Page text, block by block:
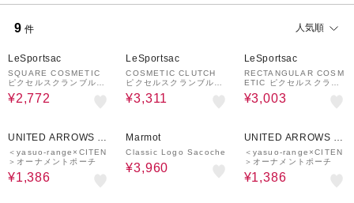
9 件 人気順
LeSportsac
SQUARE COSMETIC
ピクセルスクランブルチ
ェック
¥2,772
LeSportsac
COSMETIC CLUTCH
ピクセルスクランブルチ
ェック
¥3,311
LeSportsac
RECTANGULAR COSM
ETIC ピクセルスクラン
ブルチェック
¥3,003
UNITED ARROWS O
UTLET
＜yasuo-range×CITEN
＞オーナメントポーチ
¥1,386
Marmot
Classic Logo Sacoche
¥3,960
UNITED ARROWS O
UTLET
＜yasuo-range×CITEN
＞オーナメントポーチ
¥1,386